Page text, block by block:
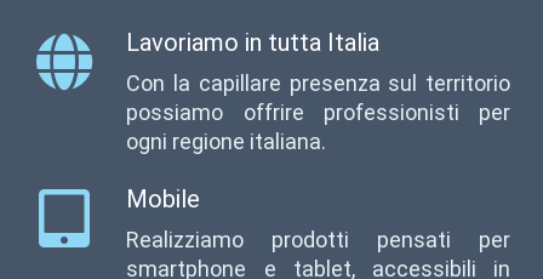
Lavoriamo in tutta Italia
Con la capillare presenza sul territorio
possiamo offrire professionisti per
ogni regione italiana.
Mobile
Realizziamo prodotti pensati per
smartphone e tablet, accessibili in